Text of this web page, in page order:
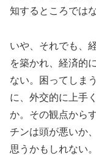
知するところではな
いや、それでも、
を築かれ、経済的
ない。困ってしま
に、外交的に上手
か。その観点から
チンは頭が悪いか
思うかもしれない。